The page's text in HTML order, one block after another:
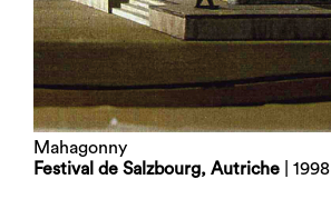
Mahagonny
Festival de Salzbourg, Autriche | 1998